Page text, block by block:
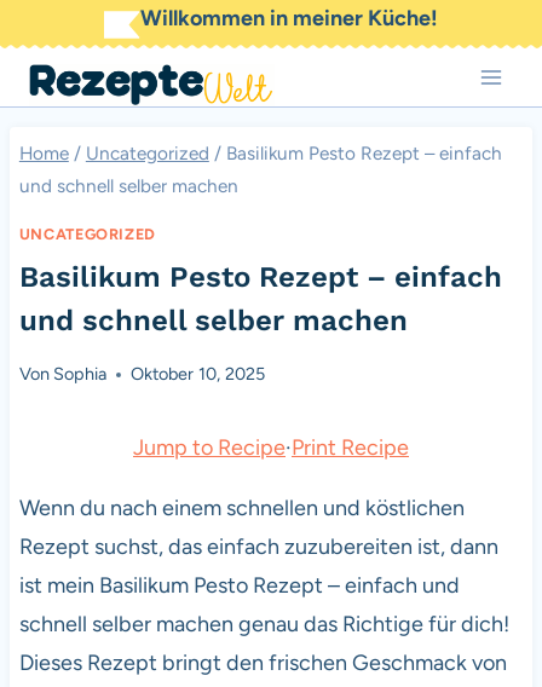
Inhalt
springen
Willkommen in meiner Küche!
Home / Uncategorized / Basilikum Pesto Rezept – einfach
und schnell selber machen
UNCATEGORIZED
Basilikum Pesto Rezept – einfach
und schnell selber machen
Von Sophia Oktober 10, 2025
Jump to Recipe·Print Recipe
Wenn du nach einem schnellen und köstlichen
Rezept suchst, das einfach zuzubereiten ist, dann
ist mein Basilikum Pesto Rezept – einfach und
schnell selber machen genau das Richtige für dich!
Dieses Rezept bringt den frischen Geschmack von